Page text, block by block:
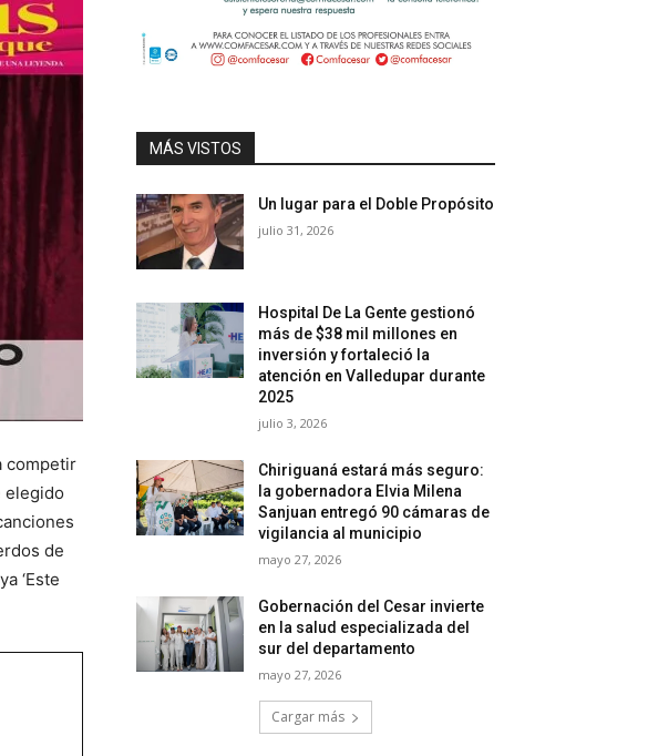
competir
elegido
de
‘Este
MÁS VISTOS
Un lugar para el Doble Propósito
julio 31, 2026
Hospital De La Gente gestionó
más de $38 mil millones en
inversión y fortaleció la
atención en Valledupar durante
2025
julio 3, 2026
Chiriguaná estará más seguro:
la gobernadora Elvia Milena
Sanjuan entregó 90 cámaras de
vigilancia al municipio
mayo 27, 2026
Gobernación del Cesar invierte
en la salud especializada del
sur del departamento
mayo 27, 2026
Cargar más